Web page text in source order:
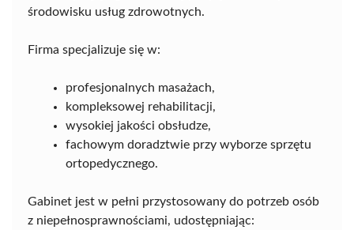
środowisku usług zdrowotnych.
Firma specjalizuje się w:
profesjonalnych masażach,
kompleksowej rehabilitacji,
wysokiej jakości obsłudze,
fachowym doradztwie przy wyborze sprzętu
ortopedycznego.
Gabinet jest w pełni przystosowany do potrzeb osób
z niepełnosprawnościami, udostępniając: